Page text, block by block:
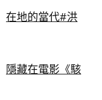
在地的當代#洪
隱藏在電影《駭